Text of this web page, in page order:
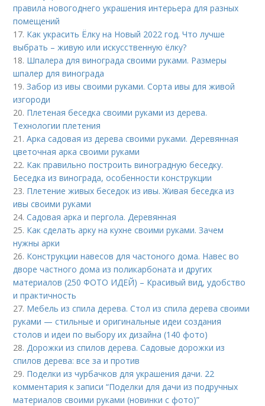
правила новогоднего украшения интерьера для разных
помещений
17. Как украсить Ёлку на Новый 2022 год. Что лучше
выбрать – живую или искусственную ёлку?
18. Шпалера для винограда своими руками. Размеры
шпалер для винограда
19.Забор из ивы своими руками. Сорта ивы для живой
изгороди
20. Плетеная беседка своими руками из дерева.
Технологии плетения
21.Арка садовая из дерева своими руками. Деревянная
цветочная арка своими руками
22. Как правильно построить виноградную беседку.
Беседка из винограда, особенности конструкции
23. Плетение живых беседок из ивы. Живая беседка из
ивы своими руками
24.Садовая арка и пергола. Деревянная
25. Как сделать арку на кухне своими руками. Зачем
нужны арки
26. Конструкции навесов для частоного дома. Навес во
дворе частного дома из поликарбоната и других
материалов (250 ФОТО ИДЕЙ) – Красивый вид, удобство
и практичность
27. Мебель из спила дерева. Стол из спила дерева своими
руками — стильные и оригинальные идеи создания
столов и идеи по выбору их дизайна (140 фото)
28.Дорожки из спилов дерева. Садовые дорожки из
спилов дерева: все за и против
29. Поделки из чурбачков для украшения дачи. 22
комментария к записи “Поделки для дачи из подручных
материалов своими руками (новинки с фото)”